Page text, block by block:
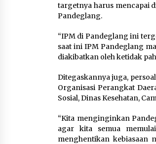
targetnya harus mencapai
Pandeglang.
“IPM di Pandeglang ini
saat ini IPM Pandeglang
diakibatkan oleh ketidak
Ditegaskannya juga,
Organisasi Perangkat
Sosial, Dinas Kesehatan,
“Kita menginginkan
agar kita semua
menghentikan kebiasaan